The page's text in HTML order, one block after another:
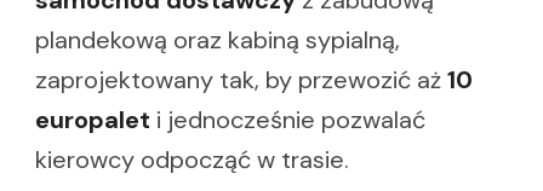
plandekową oraz kabiną sypialną,
zaprojektowany tak, by przewozić aż10
europalet i jednocześnie pozwalać
kierowcy odpocząć w trasie.